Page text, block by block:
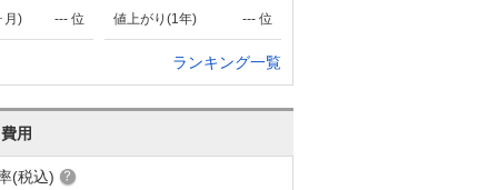
--- 位
月) --- 位
値上がり(1年)
ランキング一覧
用
(税込)